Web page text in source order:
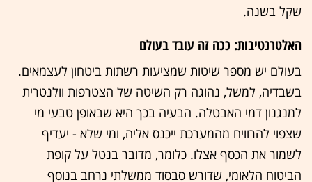
שקל בשנה.
האלטרנטיבות: ככה זה עובד בעולם
בעולם יש מספר שיטות שמציעות רשתות ביטחון לעצמאים.
בשבדיה, למשל, נהוגה רק השיטה של הצטרפות וולנטרית
למנגנון דמי האבטלה. הבעיה בכך היא שבאופן טבעי מי
שצפוי להרוויח מהמערכת ייכנס אליה, ומי שלא - יעדיף
לשמור את הכסף אצלו. כלומר, מדובר בנטל על קופת
הביטוח הלאומי, שדורש סבסוד ממשלתי נרחב בנוסף